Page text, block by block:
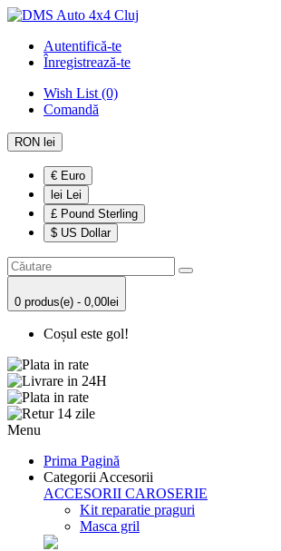
Autentifică-te
Înregistrează-te
Wish List (0)
Comandă
RON lei
€ Euro
lei Lei
£ Pound Sterling
$ US Dollar
0 produs(e) - 0,00lei
Coșul este gol!
Menu
Prima Pagină
Categorii Accesorii
ACCESORII CAROSERIE
Kit reparatie praguri
Masca gril